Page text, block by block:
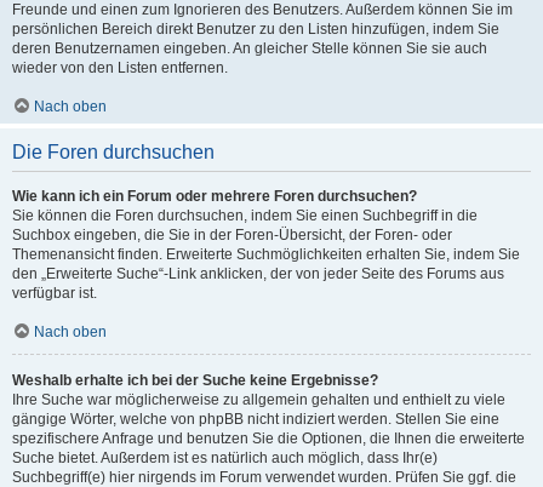
Freunde und einen zum Ignorieren des Benutzers. Außerdem können Sie im
persönlichen Bereich direkt Benutzer zu den Listen hinzufügen, indem Sie
deren Benutzernamen eingeben. An gleicher Stelle können Sie sie auch
wieder von den Listen entfernen.
Nach oben
Die Foren durchsuchen
Wie kann ich ein Forum oder mehrere Foren durchsuchen?
Sie können die Foren durchsuchen, indem Sie einen Suchbegriff in die
Suchbox eingeben, die Sie in der Foren-Übersicht, der Foren- oder
Themenansicht finden. Erweiterte Suchmöglichkeiten erhalten Sie, indem Sie
den „Erweiterte Suche“-Link anklicken, der von jeder Seite des Forums aus
verfügbar ist.
Nach oben
Weshalb erhalte ich bei der Suche keine Ergebnisse?
Ihre Suche war möglicherweise zu allgemein gehalten und enthielt zu viele
gängige Wörter, welche von phpBB nicht indiziert werden. Stellen Sie eine
spezifischere Anfrage und benutzen Sie die Optionen, die Ihnen die erweiterte
Suche bietet. Außerdem ist es natürlich auch möglich, dass Ihr(e)
Suchbegriff(e) hier nirgends im Forum verwendet wurden. Prüfen Sie ggf. die